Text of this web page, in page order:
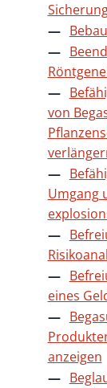
von
Umgang
eines
anzeigen